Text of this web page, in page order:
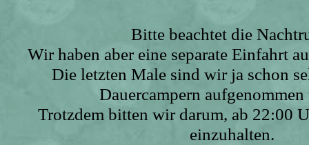
Bitte beachtet die
Wir haben aber eine separate Einfahrt
Die letzten Male sind wir ja schon
Dauercampern
Trotzdem bitten wir darum, ab 22:00
einzuhalten.